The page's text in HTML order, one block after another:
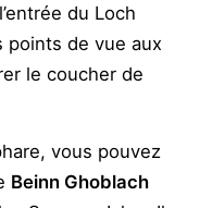
du Loch
points de vue aux
le coucher de
vous pouvez
Beinn Ghoblach